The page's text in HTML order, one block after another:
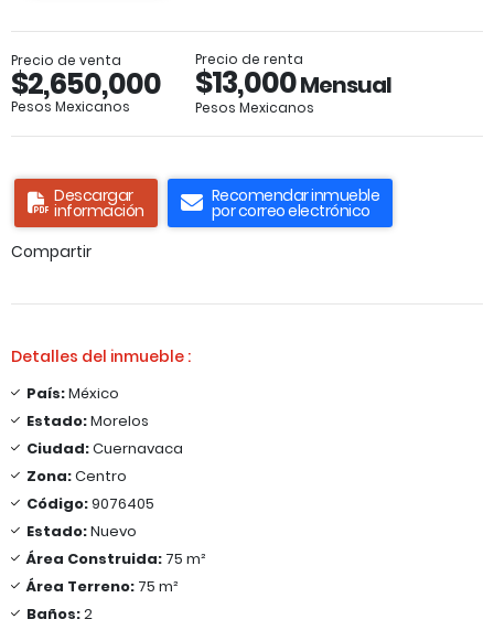
Precio de venta
$2,650,000
Pesos Mexicanos
Precio de renta
$13,000Mensual
Pesos Mexicanos
Descargar
información
Recomendar inmueble
por correo electrónico
Compartir
Detalles del inmueble :
País:México
Estado:Morelos
Ciudad:Cuernavaca
Zona:Centro
Código:9076405
Estado:Nuevo
Área Construida: 75 m²
Área Terreno: 75 m²
Baños:2